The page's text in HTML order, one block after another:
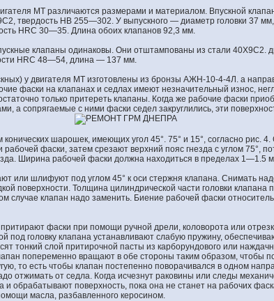
МТ различаются размерами и материалом. Впускной
твердость НВ 255—302. У выпускного — диаметр головки 37
HRC 30—35. Длина обоих клапанов 92,3 мм.
клапаны одинаковы. Они отштампованы из стали 40Х9С2.
HRC 48—54, длина — 137 мм.
у двигателя МТ изготовлены из бронзы АЖН-10-4-4Л. а
фаски на клапанах и седлах имеют незначительный износ,
только притереть клапаны. Когда же рабочие фаски
а сопрягаемые с ними фаски седел закруглились, эти
шарошек, имеющих угол 45°. 75° и 15°, согласно рис.
фаски, затем срезают верхний пояс гнезда с углом 75°,
Ширина рабочей фаски должна находиться в пределах 1—1.5
или шлифуют под углом 45° к оси стержня клапана. Снимать
поверхности. Толщина цилиндрической части головки клапана
случае клапан надо заменить. Биение рабочей фаски
фаски при помощи ручной дрели, коловорота или
под головку клапана устанавливают слабую пружину,
тонкий слой притирочной пасты из карборундового или
попеременно вращают в обе стороны таким образом, чтобы
то есть чтобы клапан постепенно поворачивался в одном
отжимать от седла. Когда исчезнут раковины или следы
и обрабатывают поверхность, пока она не станет на рабочих
масла, разбавленного керосином.